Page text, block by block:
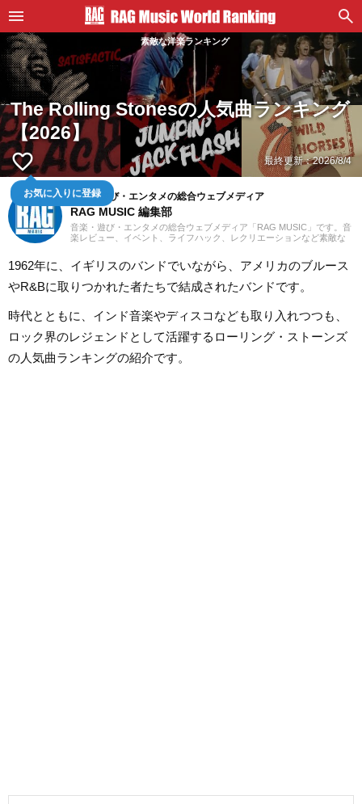
素敵な洋楽ランキング
The Rolling Stonesの人気曲ランキング
【2026】
favorite_border
お気に入りに登録
最終更新：2026/8/4
音楽・遊び・エンタメの総合ウェブメディア
RAG MUSIC 編集部
音楽・遊び・エンタメの総合ウェブメディア「RAG MUSIC」です。音
楽レビュー、イベント、ライフハック、レクリエーションなど素敵な
1962年に、イギリスのバンドでいながら、アメリカのブルース
やR&Bに取りつかれた者たちで結成されたバンドです。
時代とともに、インド音楽やディスコなども取り入れつつも、
ロック界のレジェンドとして活躍するローリング・ストーンズ
の人気曲ランキングの紹介です。